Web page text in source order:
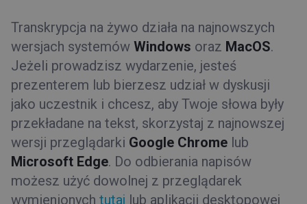
Transkrypcja na żywo działa na najnowszych
wersjach systemów Windows oraz MacOS.
Jeżeli prowadzisz wydarzenie, jesteś
prezenterem lub bierzesz udział w dyskusji
jako uczestnik i chcesz, aby Twoje słowa były
przekładane na tekst, skorzystaj z najnowszej
wersji przeglądarki Google Chrome lub
Microsoft Edge. Do odbierania napisów
możesz użyć dowolnej z przeglądarek
wymienionych tutaj lub aplikacji desktopowej